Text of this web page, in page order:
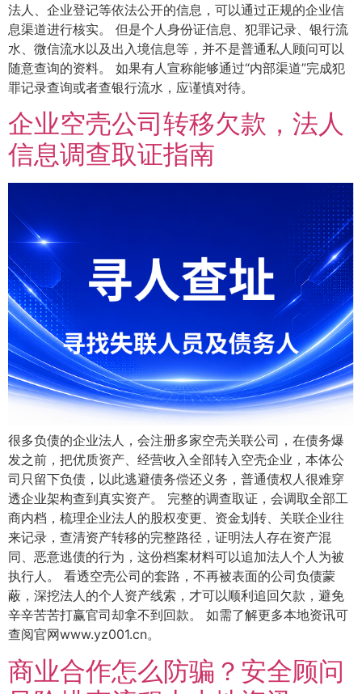
法人、企业登记等依法公开的信息，可以通过正规的企业信
息渠道进行核实。 但是个人身份证信息、犯罪记录、银行流
水、微信流水以及出入境信息等，并不是普通私人顾问可以
随意查询的资料。 如果有人宣称能够通过“内部渠道”完成犯
罪记录查询或者查银行流水，应谨慎对待。
企业空壳公司转移欠款，法人
信息调查取证指南
很多负债的企业法人，会注册多家空壳关联公司，在债务爆
发之前，把优质资产、经营收入全部转入空壳企业，本体公
司只留下负债，以此逃避债务偿还义务，普通债权人很难穿
透企业架构查到真实资产。 完整的调查取证，会调取全部工
商内档，梳理企业法人的股权变更、资金划转、关联企业往
来记录，查清资产转移的完整路径，证明法人存在资产混
同、恶意逃债的行为，这份档案材料可以追加法人个人为被
执行人。 看透空壳公司的套路，不再被表面的公司负债蒙
蔽，深挖法人的个人资产线索，才可以顺利追回欠款，避免
辛辛苦苦打赢官司却拿不到回款。 如需了解更多本地资讯可
查阅官网www.yz001.cn。
商业合作怎么防骗？安全顾问